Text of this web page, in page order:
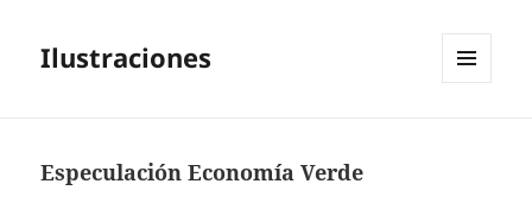
Ilustraciones
Especulación Economía Verde